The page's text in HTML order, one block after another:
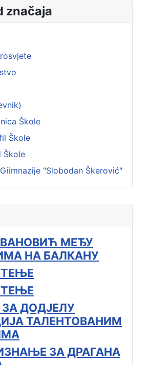
МЕЂУ
НА БАЛКАНУ
ДОДЈЕЛУ
ТАЛЕНТОВАНИМ
ЗА ДРАГАНА
značaja
Škole
Škole
Škole
"Slobodan Škerović"